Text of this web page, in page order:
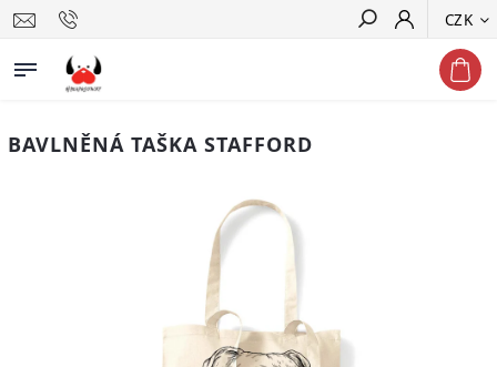
CZK
Hledat
BAVLNĚNÁ TAŠKA STAFFORD